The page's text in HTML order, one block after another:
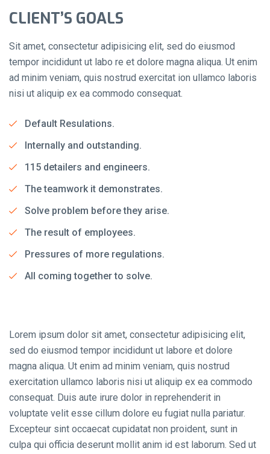
CLIENT’S GOALS
Sit amet, consectetur adipisicing elit, sed do eiusmod
tempor incididunt ut labo re et dolore magna aliqua. Ut enim
ad minim veniam, quis nostrud exercitat ion ullamco laboris
nisi ut aliquip ex ea commodo consequat.
Default Resulations.
Internally and outstanding.
115 detailers and engineers.
The teamwork it demonstrates.
Solve problem before they arise.
The result of employees.
Pressures of more regulations.
All coming together to solve.
Lorem ipsum dolor sit amet, consectetur adipisicing elit,
sed do eiusmod tempor incididunt ut labore et dolore
magna aliqua. Ut enim ad minim veniam, quis nostrud
exercitation ullamco laboris nisi ut aliquip ex ea commodo
consequat. Duis aute irure dolor in reprehenderit in
voluptate velit esse cillum dolore eu fugiat nulla pariatur.
Excepteur sint occaecat cupidatat non proident, sunt in
culpa qui officia deserunt mollit anim id est laborum. Sed ut